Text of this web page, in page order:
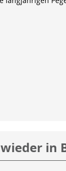
in